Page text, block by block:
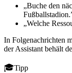
„Buche den
„Welche
In Folgenachrichten
der Assistant behält
Tipp